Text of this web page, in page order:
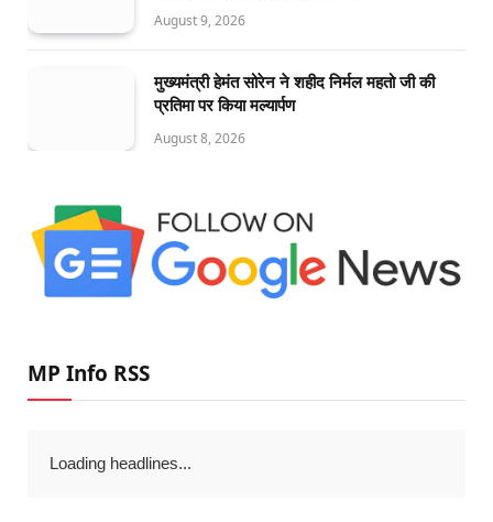
August 9, 2026
मुख्यमंत्री हेमंत सोरेन ने शहीद निर्मल महतो जी की
प्रतिमा पर किया मल्यार्पण
August 8, 2026
MP Info RSS
Loading headlines...